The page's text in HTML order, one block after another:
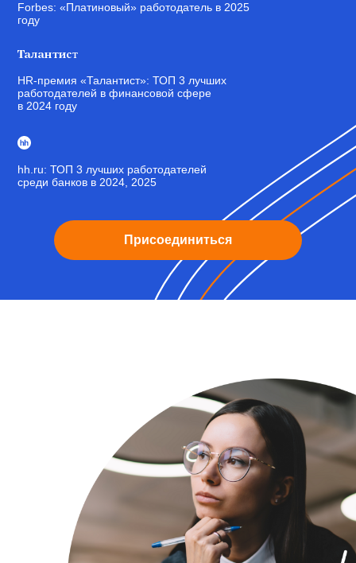
Forbes: «Платиновый» работодатель в 2025
году
HR-премия «Талантист»: ТОП 3 лучших
работодателей в финансовой сфере
в 2024 году
Присоединиться
hh.ru: ТОП 3 лучших работодателей
среди банков в 2024, 2025